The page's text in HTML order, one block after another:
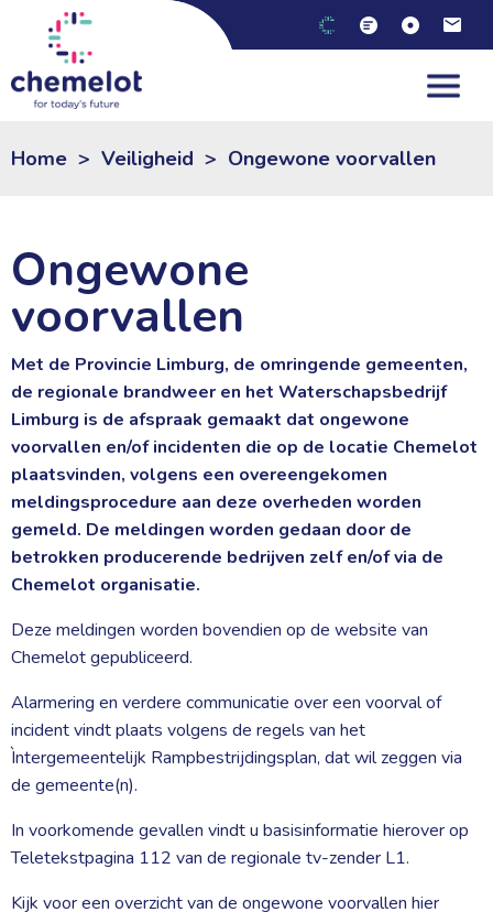
NL | EN
Home > Veiligheid > Ongewone voorvallen
Ongewone
voorvallen
Met de Provincie Limburg, de omringende gemeenten,
de regionale brandweer en het Waterschapsbedrijf
Limburg is de afspraak gemaakt dat ongewone
voorvallen en/of incidenten die op de locatie Chemelot
plaatsvinden, volgens een overeengekomen
meldingsprocedure aan deze overheden worden
gemeld. De meldingen worden gedaan door de
betrokken producerende bedrijven zelf en/of via de
Chemelot organisatie.
Deze meldingen worden bovendien op de website van
Chemelot gepubliceerd.
Alarmering en verdere communicatie over een voorval of
incident vindt plaats volgens de regels van het
Ìntergemeentelijk Rampbestrijdingsplan, dat wil zeggen via
de gemeente(n).
In voorkomende gevallen vindt u basisinformatie hierover op
Teletekstpagina 112 van de regionale tv-zender L1.
Kijk voor een overzicht van de ongewone voorvallen hier